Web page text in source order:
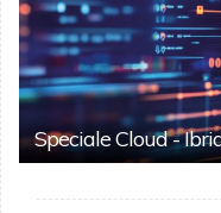
Speciale Cloud -